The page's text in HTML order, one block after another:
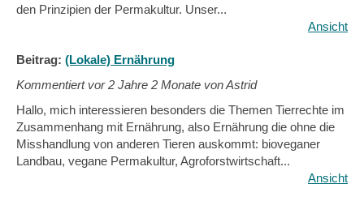
den Prinzipien der Permakultur. Unser...
Ansicht
Beitrag: (Lokale) Ernährung
Kommentiert vor2 Jahre 2 Monate von Astrid
Hallo, mich interessieren besonders die Themen Tierrechte im
Zusammenhang mit Ernährung, also Ernährung die ohne die
Misshandlung von anderen Tieren auskommt: bioveganer
Landbau, vegane Permakultur, Agroforstwirtschaft...
Ansicht